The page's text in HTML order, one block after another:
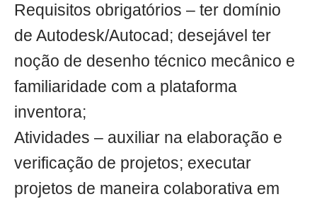
Requisitos obrigatórios – ter domínio
de Autodesk/Autocad; desejável ter
noção de desenho técnico mecânico e
familiaridade com a plataforma
inventora;
Atividades – auxiliar na elaboração e
verificação de projetos; executar
projetos de maneira colaborativa em